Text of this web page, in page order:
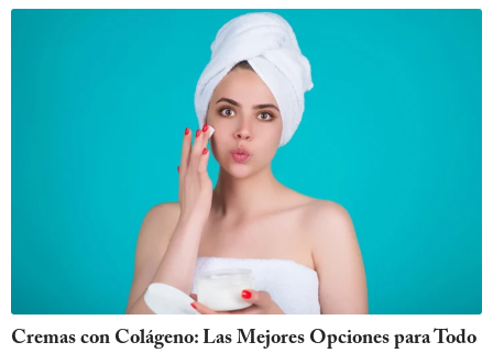
Cremas con Colágeno: Las Mejores Opciones para Todo